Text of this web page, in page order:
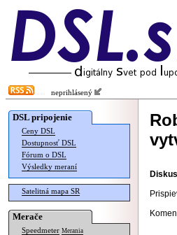
neprihlásený
DSL pripojenie
Ceny DSL
Dostupnosť DSL
Fórum o DSL
Výsledky meraní
Satelitná mapa SR
Merače
Speedmeter Merania